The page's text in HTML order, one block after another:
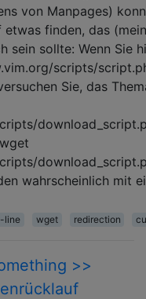
von Manpages)
finden, das
sein sollte: Wenn Sie
scripts/
Sie, das
wahrscheinlich mit
line wget redirection
>>